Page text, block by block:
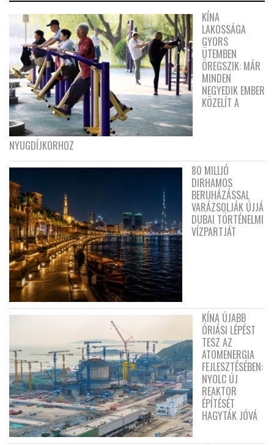
KÍNA
LAKOSSÁGA
GYORS
ÜTEMBEN
ÖREGSZIK: MÁR
MINDEN
NEGYEDIK EMBER
KÖZELÍT A
NYUGDÍJKORHOZ
80 MILLIÓ
DIRHAMOS
BERUHÁZÁSSAL
VARÁZSOLJÁK ÚJJÁ
DUBAI TÖRTÉNELMI
VÍZPARTJÁT
KÍNA ÚJABB
ÓRIÁSI LÉPÉST
TESZ AZ
ATOMENERGIA
FEJLESZTÉSÉBEN:
NYOLC ÚJ
REAKTOR
ÉPÍTÉSÉT
HAGYTÁK JÓVÁ